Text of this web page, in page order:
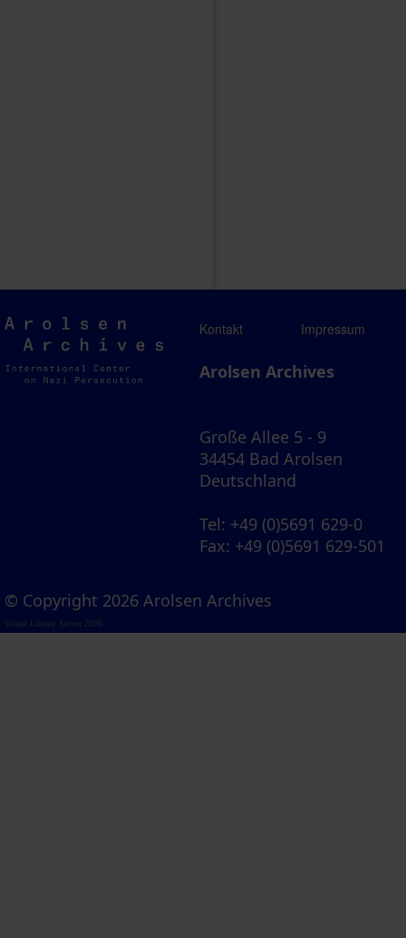
Arolsen
Archives
Kontakt Impressum
Arolsen Archives
Große Allee 5 - 9
34454 Bad Arolsen
Deutschland
Tel: +49 (0)5691 629-0
Fax: +49 (0)5691 629-501
© Copyright 2026 Arolsen Archives
Visual Library Server 2026